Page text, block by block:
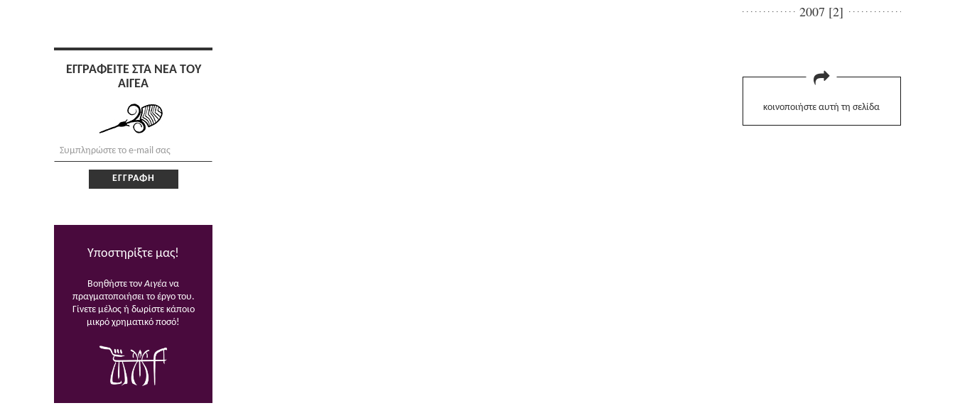
ΕΓΓΡΑΦΕΙΤΕ ΣΤΑ ΝΕΑ ΤΟΥ
ΑΙΓΕΑ
Υποστηρίξτε μας!
Βοηθήστε τονΑιγέα να
πραγματοποιήσει το έργο του.
Γίνετε μέλος ή δωρίστε κάποιο
μικρό χρηματικό ποσό!
2007 [2]
κοινοποιήστε αυτή τη σελίδα